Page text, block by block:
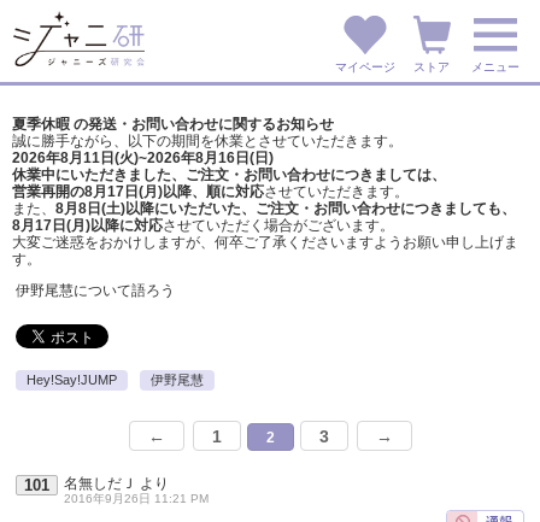
マイページ ストア メニュー
夏季休暇 の発送・お問い合わせに関するお知らせ
誠に勝手ながら、以下の期間を休業とさせていただきます。
2026年8月11日(火)~2026年8月16日(日)
休業中にいただきました、ご注文・お問い合わせにつきましては、
営業再開の8月17日(月)以降、順に対応させていただきます。
また、 8月8日(土)以降にいただいた、ご注文・ お問い合わせにつきましても、
8月17日(月)以降に対応させていただく場合がございます。
大変ご迷惑をおかけしますが、 何卒ご了承くださいますようお願い申し上げま
す。
伊野尾慧について語ろう
Hey!Say!JUMP 伊野尾慧
← 1 2 3 →
101 名無しだＪ より
2016年9月26日 11:21 PM